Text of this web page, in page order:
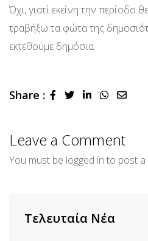
Όχι, γιατί εκείνη την περίοδο
τραβήξω τα φώτα της
εκτεθούμε δημόσια.
Share : LinkedInWhatsapp
Share
Leave a Comment
You must be logged in to post a
Τελευταία Νέα